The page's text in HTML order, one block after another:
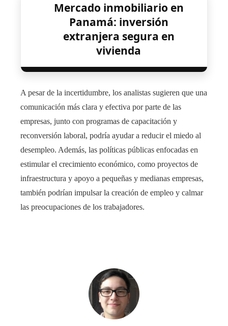
Mercado inmobiliario en
Panamá: inversión
extranjera segura en
vivienda
A pesar de la incertidumbre, los analistas sugieren que una
comunicación más clara y efectiva por parte de las
empresas, junto con programas de capacitación y
reconversión laboral, podría ayudar a reducir el miedo al
desempleo. Además, las políticas públicas enfocadas en
estimular el crecimiento económico, como proyectos de
infraestructura y apoyo a pequeñas y medianas empresas,
también podrían impulsar la creación de empleo y calmar
las preocupaciones de los trabajadores.